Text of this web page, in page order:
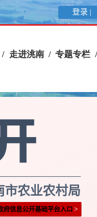
登录 |
市农业农村局
府信息公开基础平台入口 >